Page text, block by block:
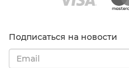
Подписаться на новости